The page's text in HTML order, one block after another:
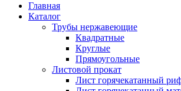
Главная
Каталог
Трубы нержавеющие
Квадратные
Круглые
Прямоугольные
Листовой прокат
Лист горячекатанный